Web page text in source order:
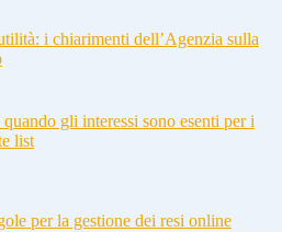
i chiarimenti dell’Agenzia sulla
gli interessi sono esenti per i
list
per la gestione dei resi online